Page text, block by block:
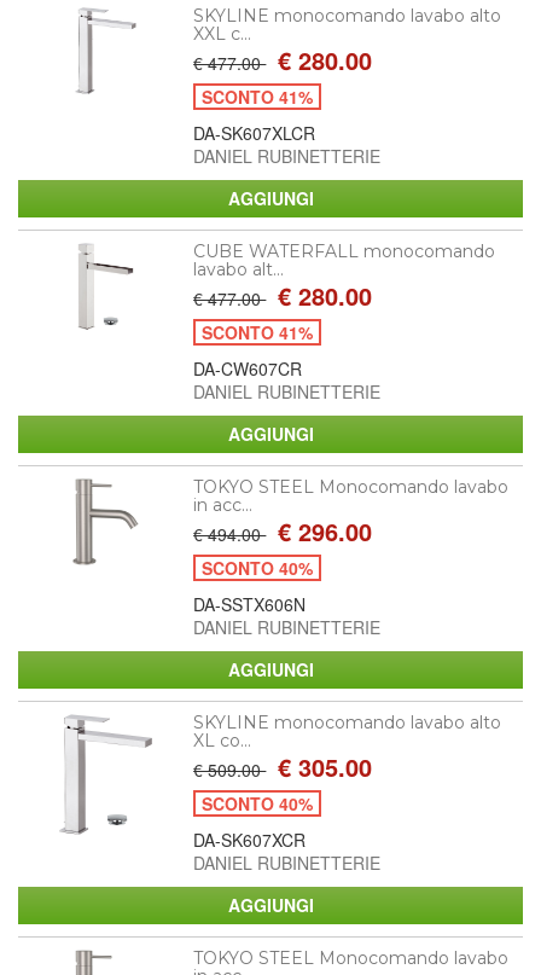
SKYLINE monocomando lavabo alto
XXL c...
€ 477.00 € 280.00
SCONTO 41%
DA-SK607XLCR
DANIEL RUBINETTERIE
CUBE WATERFALL monocomando
lavabo alt...
€ 477.00 € 280.00
SCONTO 41%
DA-CW607CR
DANIEL RUBINETTERIE
TOKYO STEEL Monocomando lavabo
in acc...
€ 494.00 € 296.00
SCONTO 40%
DA-SSTX606N
DANIEL RUBINETTERIE
SKYLINE monocomando lavabo alto
XL co...
€ 509.00 € 305.00
SCONTO 40%
DA-SK607XCR
DANIEL RUBINETTERIE
TOKYO STEEL Monocomando lavabo